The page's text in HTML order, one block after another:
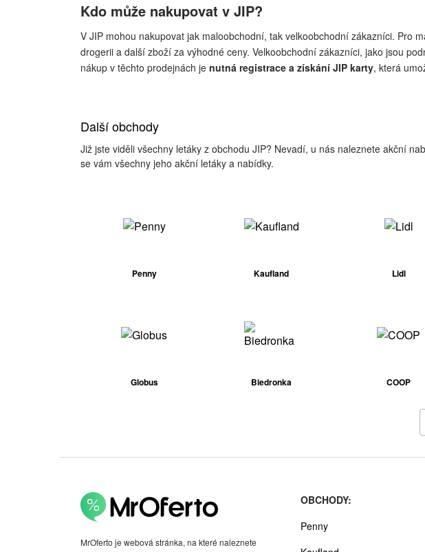
Kdo může nakupovat v JIP?
V JIP mohou nakupovat jak maloobchodní, tak velkoobchodní zákazníci. Pro
drogerii a další zboží za výhodné ceny. Velkoobchodní zákazníci, jako jsou
nákup v těchto prodejnách je nutná registrace a získání JIP karty, která
Další obchody
Již jste viděli všechny letáky z obchodu JIP? Nevadí, u nás naleznete akční
se vám všechny jeho akční letáky a nabídky.
Penny Kaufland Lidl
Globus Biedronka COOP
MrOferto je webová stránka, na které naleznete
OBCHODY:
Penny